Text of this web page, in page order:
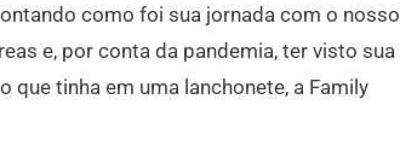
como foi sua jornada com o nosso
e, por conta da pandemia, ter visto sua
que tinha em uma lanchonete, a Family